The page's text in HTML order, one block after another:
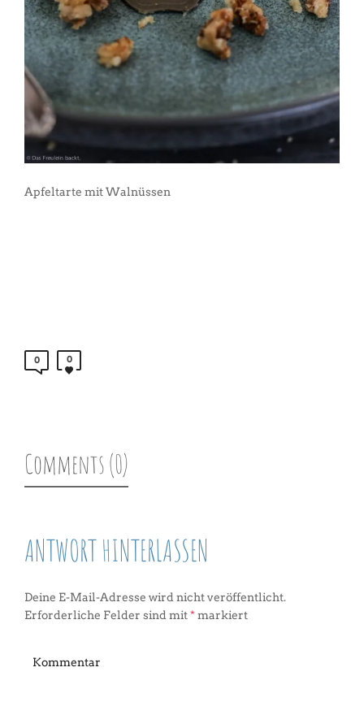
Apfeltarte mit Walnüssen
0 0
Comments (0)
ANTWORT HINTERLASSEN
Deine E-Mail-Adresse wird nicht veröffentlicht.
Erforderliche Felder sind mit* markiert